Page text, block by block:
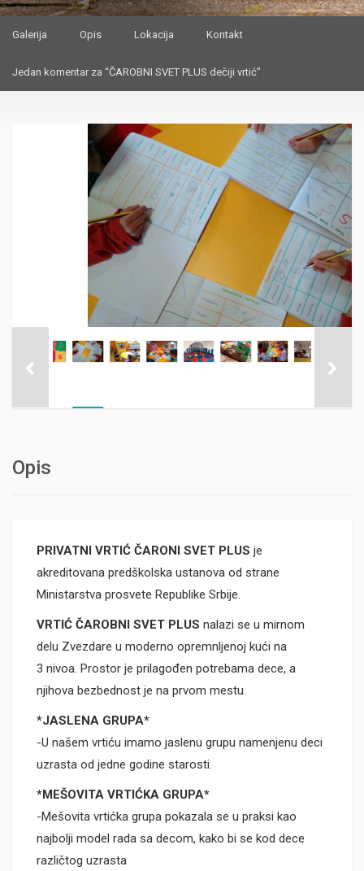
Galerija Opis Lokacija Kontakt
Jedan komentar za “ČAROBNI SVET PLUS dečiji vrtić”
Opis
PRIVATNI VRTIĆ ČARONI SVET PLUS je
akreditovana predškolska ustanova od strane
Ministarstva prosvete Republike Srbije.
VRTIĆ ČAROBNI SVET PLUS nalazi se u mirnom
delu Zvezdare u moderno opremnljenoj kući na
3 nivoa. Prostor je prilagođen potrebama dece, a
njihova bezbednost je na prvom mestu.
*JASLENA GRUPA*
-U našem vrtiću imamo jaslenu grupu namenjenu deci
uzrasta od jedne godine starosti.
*MEŠOVITA VRTIĆKA GRUPA*
-Mešovita vrtićka grupa pokazala se u praksi kao
najbolji model rada sa decom, kako bi se kod dece
različtog uzrasta